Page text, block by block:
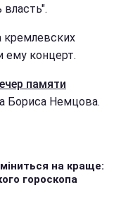
кремлевских
ему концерт.
памяти
Бориса Немцова.
на краще:
гороскопа